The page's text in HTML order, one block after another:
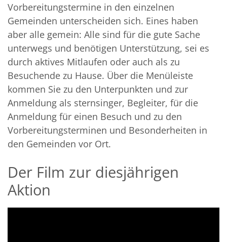
Vorbereitungstermine in den einzelnen
Gemeinden unterscheiden sich. Eines haben
aber alle gemein: Alle sind für die gute Sache
unterwegs und benötigen Unterstützung, sei es
durch aktives Mitlaufen oder auch als zu
Besuchende zu Hause. Über die Menüleiste
kommen Sie zu den Unterpunkten und zur
Anmeldung als sternsinger, Begleiter, für die
Anmeldung für einen Besuch und zu den
Vorbereitungsterminen und Besonderheiten in
den Gemeinden vor Ort.
Der Film zur diesjährigen
Aktion